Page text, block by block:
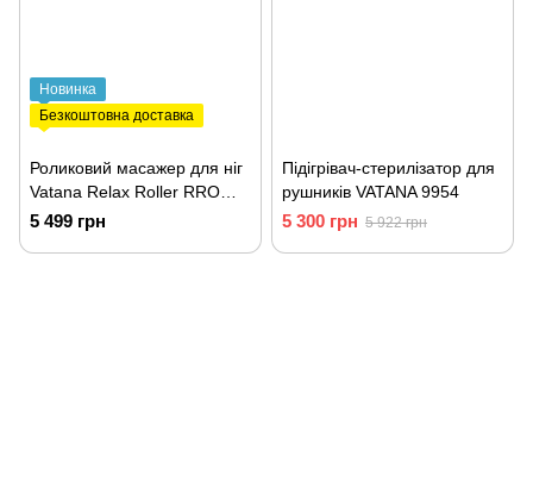
Новинка
Безкоштовна доставка
Роликовий масажер для ніг
Vatana Relax Roller RRO
9955
5 499 грн
Підігрівач-стерилізатор для
рушників VATANA 9954
5 300 грн 5 922 грн